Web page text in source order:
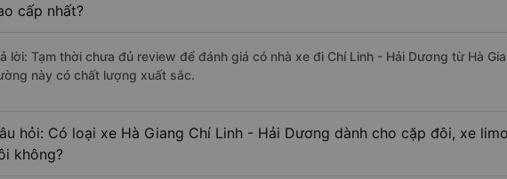
cấp nhất?
lời: Tạm thời chưa đủ review để đánh giá có nhà xe đi Chí Linh - Hải Dương từ Hà
này có chất lượng xuất sắc.
hỏi: Có loại xe Hà Giang Chí Linh - Hải Dương dành cho cặp đôi, xe
không?